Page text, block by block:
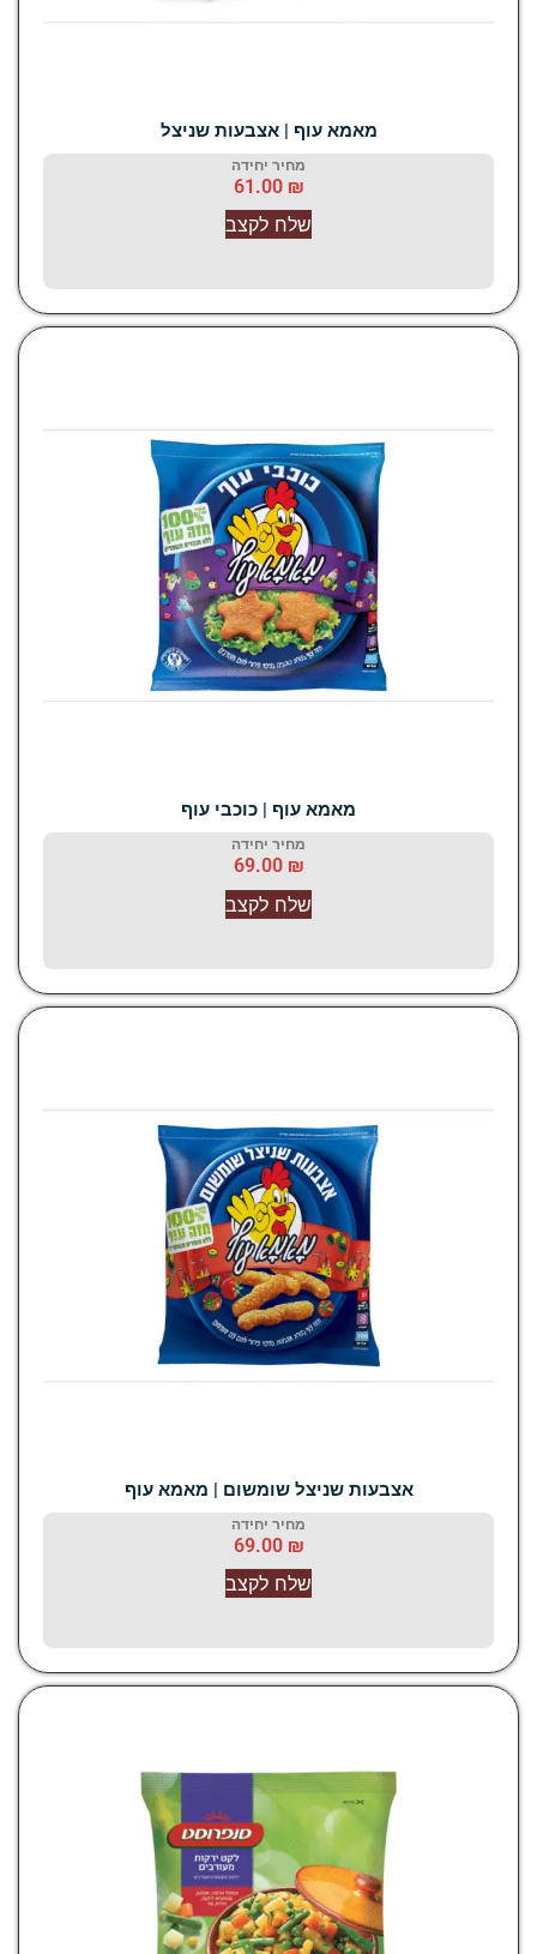
מאמא עוף | אצבעות שניצל
מחיר יחידה
61.00
שלח לקצב
מאמא עוף | כוכבי עוף
מחיר יחידה
69.00
שלח לקצב
אצבעות שניצל שומשום | מאמא עוף
מחיר יחידה
69.00
שלח לקצב